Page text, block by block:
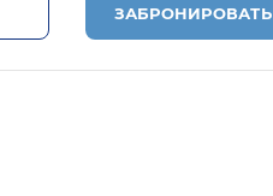
ЗАБРОНИРОВАТЬ